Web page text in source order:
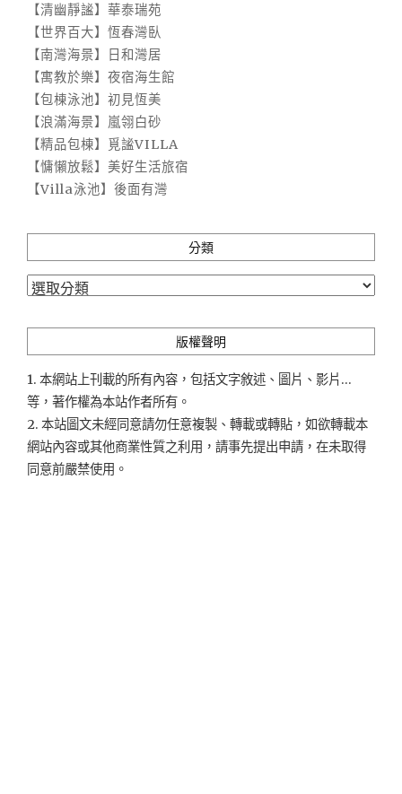
【清幽靜謐】華泰瑞苑
【世界百大】恆春灣臥
【南灣海景】日和灣居
【寓教於樂】夜宿海生館
【包棟泳池】初見恆美
【浪滿海景】嵐翎白砂
【精品包棟】覓謐VILLA
【慵懶放鬆】美好生活旅宿
【Villa泳池】後面有灣
分類
分
版權聲明
1. 本網站上刊載的所有內容，包括文字敘述、圖片、影片...
等，著作權為本站作者所有。
2. 本站圖文未經同意請勿任意複製、轉載或轉貼，如欲轉載本
網站內容或其他商業性質之利用，請事先提出申請，在未取得
同意前嚴禁使用。